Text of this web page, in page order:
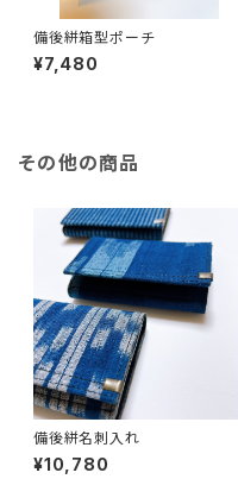
備後絣箱型ポーチ
¥7,480
その他の商品
備後絣名刺入れ
¥10,780